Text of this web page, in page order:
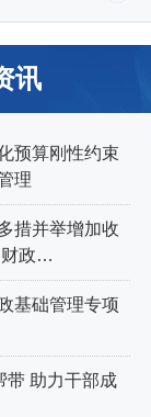
讯
预算刚性约束
理
措并举增加收
财政…
基础管理专项
带 助力干部成